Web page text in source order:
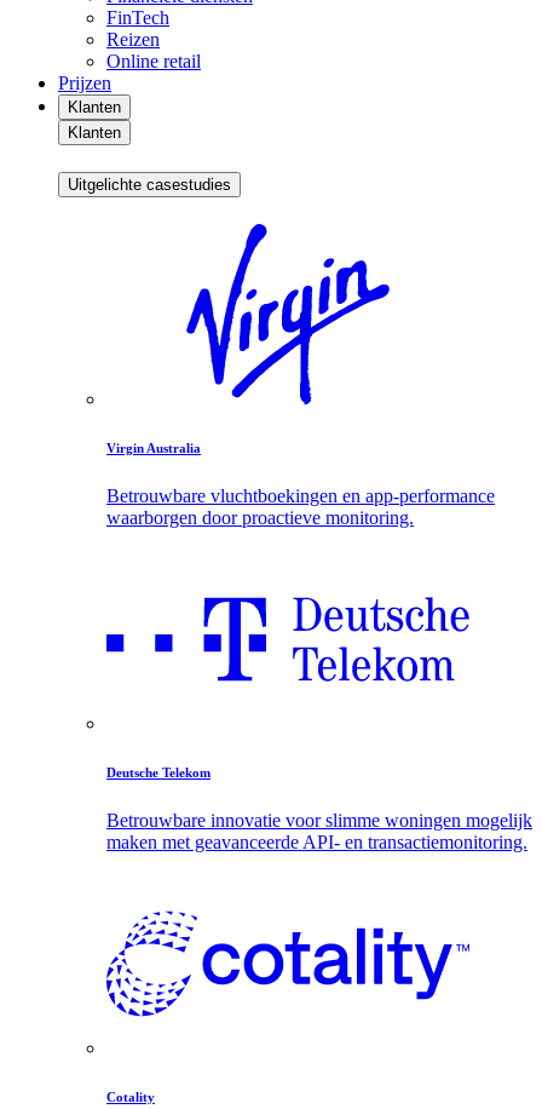
FinTech
Reizen
Online retail
Prijzen
Klanten
Klanten
Uitgelichte casestudies
Virgin Australia
Betrouwbare vluchtboekingen en app-performance
waarborgen door proactieve monitoring.
Deutsche Telekom
Betrouwbare innovatie voor slimme woningen mogelijk
maken met geavanceerde API- en transactiemonitoring.
Cotality